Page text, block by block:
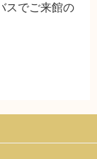
スでご来館の